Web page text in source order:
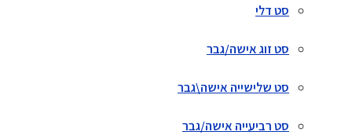
סט דלי
סט זוג אישה/גבר
סט שלישייה אישה\גבר
סט רביעייה אישה/גבר